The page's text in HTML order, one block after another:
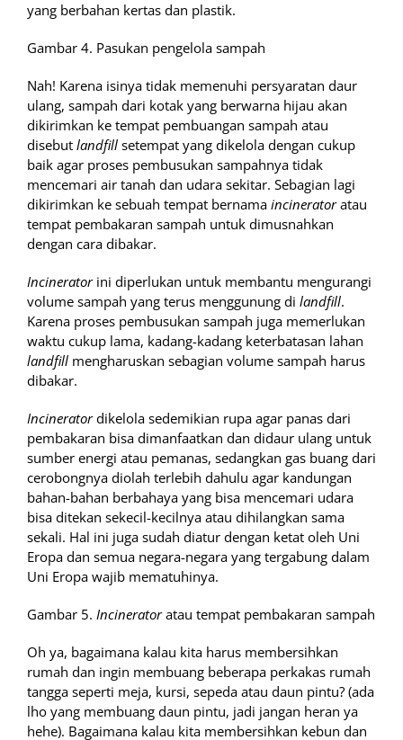
yang berbahan kertas dan plastik.
Gambar 4. Pasukan pengelola sampah
Nah! Karena isinya tidak memenuhi persyaratan daur
ulang, sampah dari kotak yang berwarna hijau akan
dikirimkan ke tempat pembuangan sampah atau
disebut landfill setempat yang dikelola dengan cukup
baik agar proses pembusukan sampahnya tidak
mencemari air tanah dan udara sekitar. Sebagian lagi
dikirimkan ke sebuah tempat bernama incineratoratau
tempat pembakaran sampah untuk dimusnahkan
dengan cara dibakar.
Incineratorini diperlukan untuk membantu mengurangi
volume sampah yang terus menggunung di landfill.
Karena proses pembusukan sampah juga memerlukan
waktu cukup lama, kadang-kadang keterbatasan lahan
landfill mengharuskan sebagian volume sampah harus
dibakar.
Incineratordikelola sedemikian rupa agar panas dari
pembakaran bisa dimanfaatkan dan didaur ulang untuk
sumber energi atau pemanas, sedangkan gas buang dari
cerobongnya diolah terlebih dahulu agar kandungan
bahan-bahan berbahaya yang bisa mencemari udara
bisa ditekan sekecil-kecilnya atau dihilangkan sama
sekali. Hal ini juga sudah diatur dengan ketat oleh Uni
Eropa dan semua negara-negara yang tergabung dalam
Uni Eropa wajib mematuhinya.
Gambar 5. Incineratoratau tempat pembakaran sampah
Oh ya, bagaimana kalau kita harus membersihkan
rumah dan ingin membuang beberapa perkakas rumah
tangga seperti meja, kursi, sepeda atau daun pintu? (ada
lho yang membuang daun pintu, jadi jangan heran ya
hehe). Bagaimana kalau kita membersihkan kebun dan